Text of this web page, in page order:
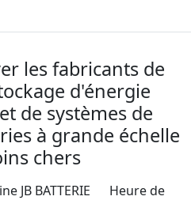
les fabricants de
d'énergie
de systèmes de
à grande échelle
chers
JB BATTERIE Heure de